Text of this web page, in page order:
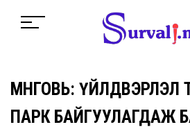
ӨМНӨГОВЬ:
ПАРК БАЙГУУЛАГДАЖ